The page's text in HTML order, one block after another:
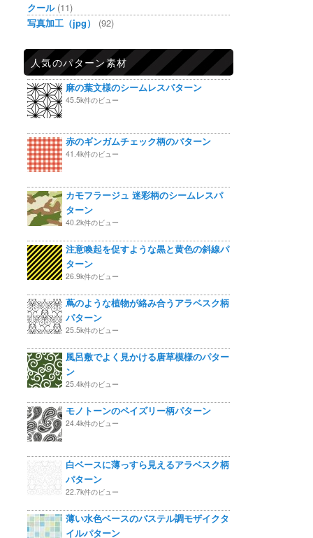
クール(11)
写真加工（jpg）
(92)
人気のパターン素材
麻の葉文様のシームレスパターン
45.5k件のビュー
赤のギンガムチェック柄のパターン
41.4k件のビュー
カモフラージュ 迷彩柄のシームレスパ
ターン
40.2k件のビュー
注意喚起を促すような黒と黄色の斜線パ
ターン
26.9k件のビュー
蔦のような植物が絡み合うアラベスク柄
パターン
25.5k件のビュー
風呂敷でよく見かける唐草模様のパター
ン
25.4k件のビュー
モノトーンのペイズリー柄パターン
24.4k件のビュー
白ベースに薄っすら見えるアラベスク柄
パターン
22.7k件のビュー
薄い水色ベースのパステル調モザイクタ
イルパターン